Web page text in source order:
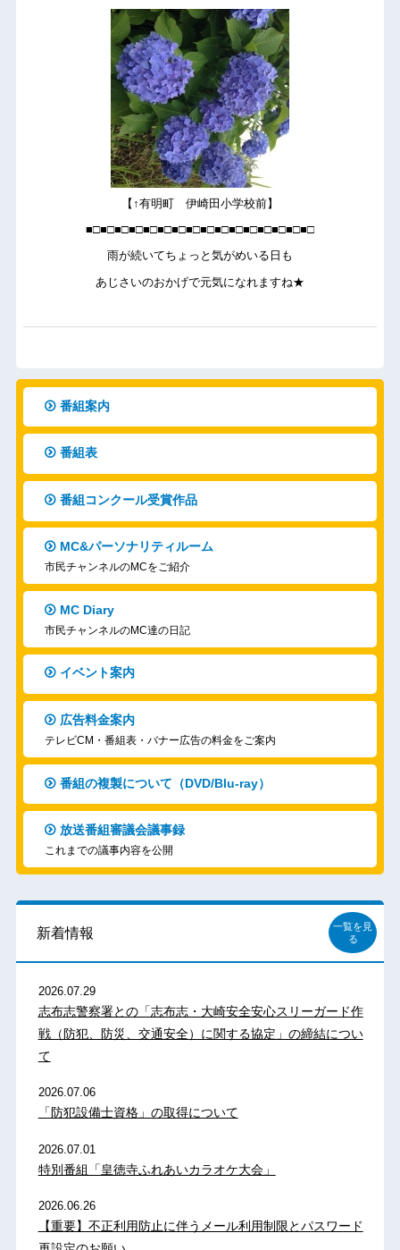
【↑有明町 伊崎田小学校前】
■□■□■□■□■□■□■□■□■□■□■□■□■□■□■□■□
雨が続いてちょっと気がめいる日も
あじさいのおかげで元気になれますね★
番組案内
番組表
番組コンクール受賞作品
MC&パーソナリティルーム
市民チャンネルのMCをご紹介
MC Diary
市民チャンネルのMC達の日記
イベント案内
広告料金案内
テレビCM・番組表・バナー広告の料金をご案内
番組の複製について（DVD/Blu-ray）
放送番組審議会議事録
これまでの議事内容を公開
新着情報
一覧を見
る
2026.07.29
志布志警察署との「志布志・大崎安全安心スリーガード作
戦（防犯、防災、交通安全）に関する協定」の締結につい
て
2026.07.06
「防犯設備士資格」の取得について
2026.07.01
特別番組「皇徳寺ふれあいカラオケ大会」
2026.06.26
【重要】不正利用防止に伴うメール利用制限とパスワード